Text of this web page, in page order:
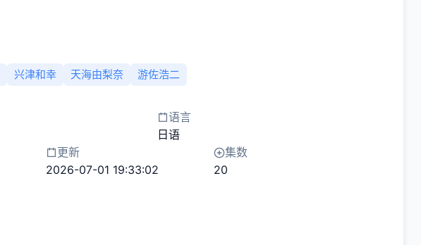
兴津和幸 天海由梨奈
游佐浩二
语言
日语
更新
2026-07-01 19:33:02
集数
20